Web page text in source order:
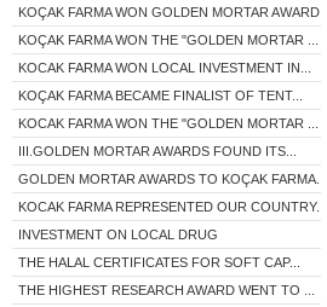
KOÇAK FARMA WON GOLDEN MORTAR AWARD...
KOÇAK FARMA WON THE "GOLDEN MORTAR ...
KOCAK FARMA WON LOCAL INVESTMENT IN...
KOÇAK FARMA BECAME FINALIST OF TENT...
KOCAK FARMA WON THE "GOLDEN MORTAR ...
III.GOLDEN MORTAR AWARDS FOUND ITS...
GOLDEN MORTAR AWARDS TO KOÇAK FARMA...
KOCAK FARMA REPRESENTED OUR COUNTRY...
INVESTMENT ON LOCAL DRUG
THE HALAL CERTIFICATES FOR SOFT CAP...
THE HIGHEST RESEARCH AWARD WENT TO ...